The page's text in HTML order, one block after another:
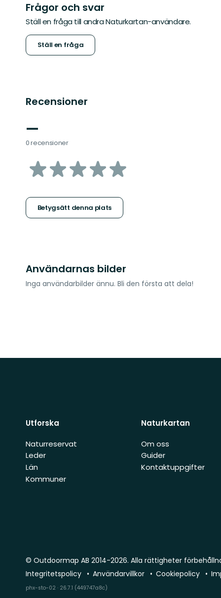
Frågor och svar
Ställ en fråga till andra Naturkartan-användare.
Ställ en fråga
Recensioner
—
0 recensioner
av
stjärnor
Betygsätt denna plats
Användarnas bilder
Inga användarbilder ännu. Bli den första att dela!
Utforska
Naturreservat
Leder
Län
Kommuner
Naturkartan
Om oss
Guider
Kontaktuppgifter
© Outdoormap AB 2014-2026. Alla rättigheter
Integritetspolicy
Användarvillkor Cookiepolicy
phx-sto-02 · 26.7.1 (449747a8c)